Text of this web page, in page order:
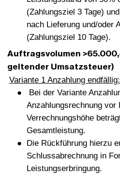
(Zahlungsziel 3 Tage)
nach Lieferung und/oder
(Zahlungsziel 10 Tage).
Auftragsvolumen
geltender Umsatzsteuer)
Variante 1 Anzahlung endfällig:
Bei der Variante
Anzahlungsrechnung vor
Verrechnungshöhe
Gesamtleistung.
Die Rückführung hierzu
Schlussabrechnung in
Leistungserbringung.